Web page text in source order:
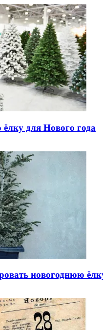
для Нового года
новогоднюю